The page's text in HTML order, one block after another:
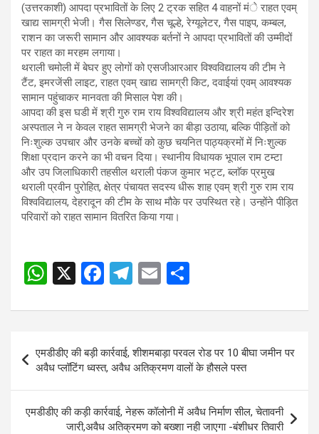
(उत्तरकाशी) आपदा प्रभावितों के लिए 2 ट्रक सहित 4 वाहनों मंे राहत एवम्
खाद्य सामग्री भेजी। गैस सिलेण्डर, गैस चूल्हे, रेग्यूलेटर, गैस पाइप, कम्बल,
राशन का जरूरी सामान और आवश्यक बर्तनों ने आपदा प्रभावितों की उम्मीदों
पर राहत का मरहम लगाया।
थराली चमोली में बेघर हुए लोगों को एसजीआरआर विश्वविद्यालय की टीम ने
टैंट, इमरजेंसी लाइट, राहत एवम् खाद्य सामग्री किट, दवाईयां एवम् आवश्यक
सामान पहुंचाकर मानवता की मिसाल पेश की।
आपदा की इस घडी में श्री गुरु राम राय विश्वविद्यालय और श्री महंत इन्दिरेश
अस्पताल ने न केवल राहत सामग्री भेजने का बीड़ा उठाया, बल्कि पीड़ितों को
निःशुल्क उपचार और उनके बच्चों को कुछ चयनित पाठ्यक्रमों में निःशुल्क
शिक्षा प्रदान करने का भी वचन दिया। स्थानीय विधायक भूपाल राम टम्टा
और उप जिलाधिकारी तहसील थराली पंकज कुमार भट्ट, ब्लाॅक प्रमुख
थराली प्रवीन पुरोहित, क्षेत्र पंचायत सदस्य धीरू शाह एवम् श्री गुरु राम राय
विश्वविद्यालय, देहरादून की टीम के साथ मौके पर उपस्थित रहे। उन्होंने पीड़ित
परिवारों को राहत सामान वितरित किया गया।
W
at
s
A
p
p
X
F
ce
b
o
o
k
T
e
gr
a
m
E
ail ar
navigation
एमडीडीए की बड़ी कार्रवाई, शीशमबाड़ा परवल रोड पर 10 बीघा जमीन पर
अवैध प्लॉटिंग ध्वस्त, अवैध अतिक्रमण वालों के हौसले पस्त
एमडीडीए की कड़ी कार्रवाई, नेहरू कॉलोनी में अवैध निर्माण सील, चेतावनी
जारी,अवैध अतिक्रमण को बख्शा नही जाएगा -बंशीधर तिवारी